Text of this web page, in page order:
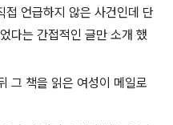
접 언급하지 않은 사건인데 단
다는 간접적인 글만 소개 했
그 책을 읽은 여성이 메일로